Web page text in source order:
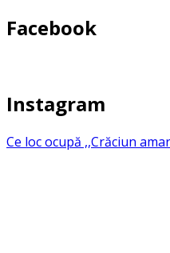
Facebook
Instagram
Ce loc ocupă ,,Crăciun